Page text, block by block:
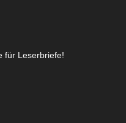
für Leserbriefe!